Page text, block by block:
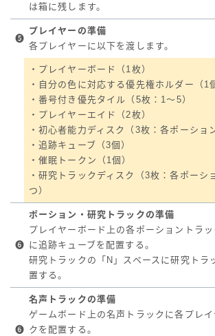
は箱に残します。
❺
プレイヤーの準備
各プレイヤーに以下を渡します。
・プレイヤーボード（1枚）
・自分の色に対応する優先権ホルダー（1
・番号付き優先タイル（5枚：1～5）
・プレイヤーエイド（2枚）
・初心者能力ディスク（3枚：各ポーショ
・追跡キューブ（3個）
・催眠トークン（1個）
・研究トラックディスク（3枚：各ポーシ
つ）
❻
ポーション・研究トラックの準備
プレイヤーボード上の各ポーショントラ
に追跡キューブを配置する。
研究トラックの「N」スペースに研究トラ
置する。
❻
名声トラックの準備
ゲームボード上の名声トラックに各プレ
クを配置する。